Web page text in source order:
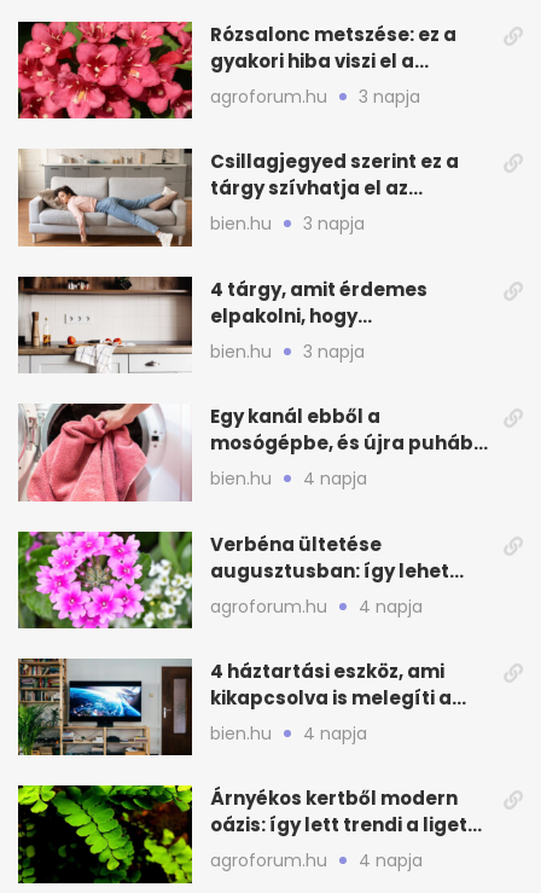
Rózsalonc metszése: ez a
gyakori hiba viszi el a
virágzást
agroforum.hu 3 napja
Csillagjegyed szerint ez a
tárgy szívhatja el az
otthonod energiáját
bien.hu 3 napja
4 tárgy, amit érdemes
elpakolni, hogy
hűvösebbnek tűnjön a lakás
bien.hu 3 napja
Egy kanál ebből a
mosógépbe, és újra puhább
lesz a törölköző
bien.hu 4 napja
Verbéna ültetése
augusztusban: így lehet
még idén virágos a kert
agroforum.hu 4 napja
4 háztartási eszköz, ami
kikapcsolva is melegíti a
lakást
bien.hu 4 napja
Árnyékos kertből modern
oázis: így lett trendi a ligetes
zöld
agroforum.hu 4 napja